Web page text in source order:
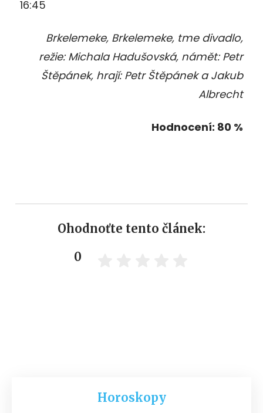
16:45
Brkelemeke, Brkelemeke, tme divadlo,
režie: Michala Hadušovská, námět: Petr
Štěpánek, hrají: Petr Štěpánek a Jakub
Albrecht
Hodnocení: 80 %
Ohodnoťte tento článek:
0
Horoskopy